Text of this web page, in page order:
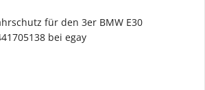
für den 3er BMW E30
bei egay